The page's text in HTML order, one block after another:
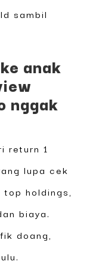
sambil
anak
nggak
return 1
lupa cek
holdings,
biaya.
doang,